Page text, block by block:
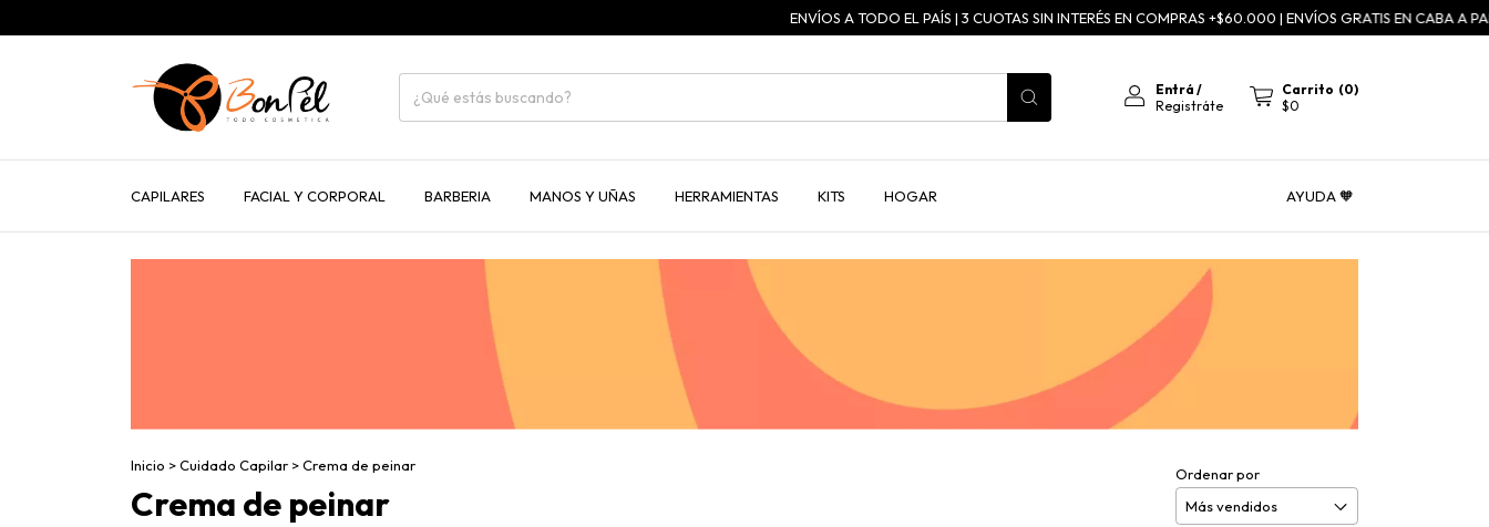
ENVÍOS A TODO EL PAÍS | 3 CUOTAS SIN INTERÉS EN COMPRAS +$60.000 | ENVÍOS GRATIS EN CABA A
Entrá /
Registráte
Carrito (0)
$0
CAPILARES FACIAL Y CORPORAL BARBERIA MANOS Y UÑAS HERRAMIENTAS KITS HOGAR AYUDA 🧡
Inicio >Cuidado Capilar >Crema de peinar
Crema de peinar
Ordenar por